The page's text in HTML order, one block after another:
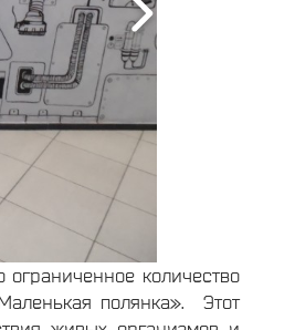
количество
полянка». Этот